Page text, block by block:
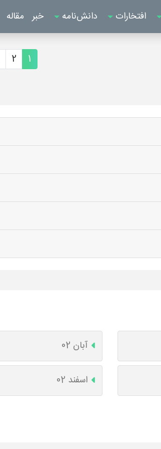
افتخارات دانش‌نامه خبر مقاله
1
2
آبان 02
اسفند 02